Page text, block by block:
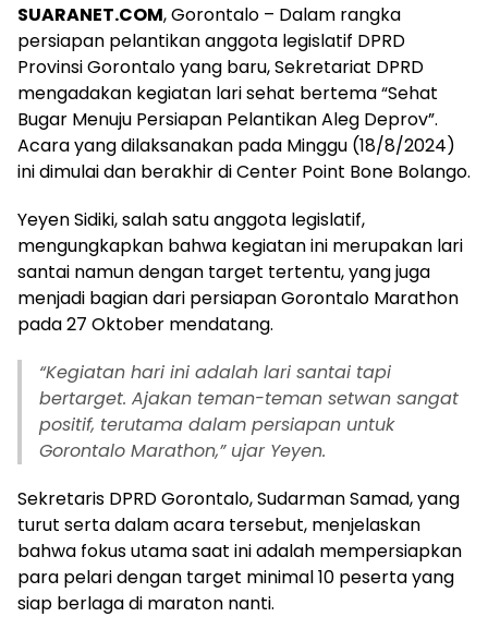
SUARANET.COM, Gorontalo – Dalam rangka
persiapan pelantikan anggota legislatif DPRD
Provinsi Gorontalo yang baru, Sekretariat DPRD
mengadakan kegiatan lari sehat bertema “Sehat
Bugar Menuju Persiapan Pelantikan Aleg Deprov”.
Acara yang dilaksanakan pada Minggu (18/8/2024)
ini dimulai dan berakhir di Center Point Bone Bolango.
Yeyen Sidiki, salah satu anggota legislatif,
mengungkapkan bahwa kegiatan ini merupakan lari
santai namun dengan target tertentu, yang juga
menjadi bagian dari persiapan Gorontalo Marathon
pada 27 Oktober mendatang.
“Kegiatan hari ini adalah lari santai tapi
bertarget. Ajakan teman-teman setwan sangat
positif, terutama dalam persiapan untuk
Gorontalo Marathon,” ujar Yeyen.
Sekretaris DPRD Gorontalo, Sudarman Samad, yang
turut serta dalam acara tersebut, menjelaskan
bahwa fokus utama saat ini adalah mempersiapkan
para pelari dengan target minimal 10 peserta yang
siap berlaga di maraton nanti.